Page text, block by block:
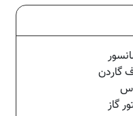
گاردن
گاز